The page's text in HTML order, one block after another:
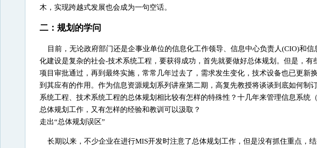
木，实现跨越式发展也会成为一句空话。
二：规划的学问
目前，无论政府部门还是企事业单位的信息化工作领导、信息中心负责人(CIO)和
化建设是复杂的社会-技术系统工程，要获得成功，首先就要做好总体规划。但是，有
项目审批通过，再到最终实施，常常几年过去了，需求发生变化，技术设备也已更新
到其应有的作用。作为信息资源规划系列讲座第二期，高复先教授将谈谈到底如何制
系统工程、技术系统工程的总体规划相比较有怎样的特殊性？十几年来管理信息系统
总体规划工作，又有怎样的经验和教训可以汲取？
走出“总体规划误区”
长期以来，不少企业在进行MIS开发时注意了总体规划工作，但是没有抓住重点，